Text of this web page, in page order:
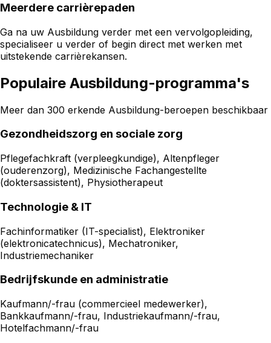
Meerdere carrièrepaden
Ga na uw Ausbildung verder met een vervolgopleiding,
specialiseer u verder of begin direct met werken met
uitstekende carrièrekansen.
Populaire Ausbildung-programma's
Meer dan 300 erkende Ausbildung-beroepen beschikbaar
Gezondheidszorg en sociale zorg
Pflegefachkraft (verpleegkundige), Altenpfleger
(ouderenzorg), Medizinische Fachangestellte
(doktersassistent), Physiotherapeut
Technologie & IT
Fachinformatiker (IT-specialist), Elektroniker
(elektronicatechnicus), Mechatroniker,
Industriemechaniker
Bedrijfskunde en administratie
Kaufmann/-frau (commercieel medewerker),
Bankkaufmann/-frau, Industriekaufmann/-frau,
Hotelfachmann/-frau